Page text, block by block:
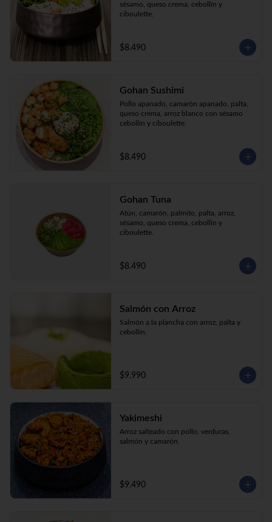
sésamo, queso crema, cebollín y
ciboulette.
$8.490
Gohan Sushimi
Pollo apanado, camarón apanado, palta,
queso crema, arroz blanco con sésamo
cebollín y ciboulette.
$8.490
Gohan Tuna
Atún, camarón, palmito, palta, arroz,
sésamo, queso crema, cebollín y
ciboulette.
$8.490
Salmón con Arroz
Salmón a la plancha con arroz, palta y
cebollín.
$9.990
Yakimeshi
Arroz salteado con pollo, verduras,
salmón y camarón.
$9.490